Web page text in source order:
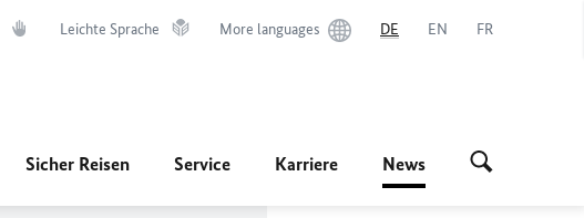
Leichte Sprache More languages DE EN FR
Sicher Reisen Service Karriere News